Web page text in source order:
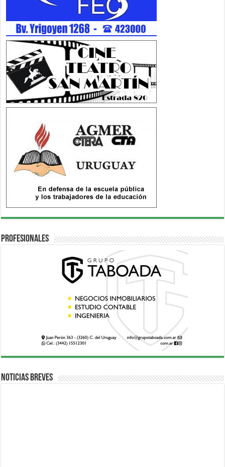
Profesionales
Noticias breves